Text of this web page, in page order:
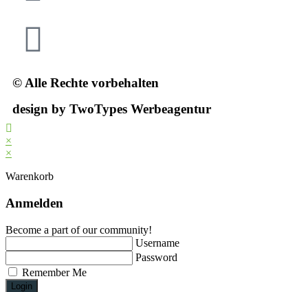
© Alle Rechte vorbehalten
design by TwoTypes Werbeagentur
×
×
Warenkorb
Anmelden
Become a part of our community!
Username
Password
Remember Me
Login